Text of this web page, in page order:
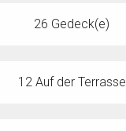
26 Gedeck(e)
12 Auf der Terrasse